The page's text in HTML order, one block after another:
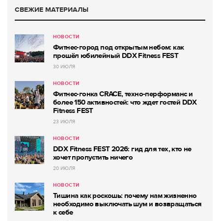
СВЕЖИЕ МАТЕРИАЛЫ
НОВОСТИ
Фитнес-город под открытым небом: как
прошёл юбилейный DDX Fitness FEST
30 ИЮЛЯ
НОВОСТИ
Фитнес-гонка CRACE, техно-перформанс и
более 150 активностей: что ждет гостей DDX
Fitness FEST
23 ИЮЛЯ
НОВОСТИ
DDX Fitness FEST 2026: гид для тех, кто не
хочет пропустить ничего
20 ИЮЛЯ
НОВОСТИ
Тишина как роскошь: почему нам жизненно
необходимо выключать шум и возвращаться
к себе